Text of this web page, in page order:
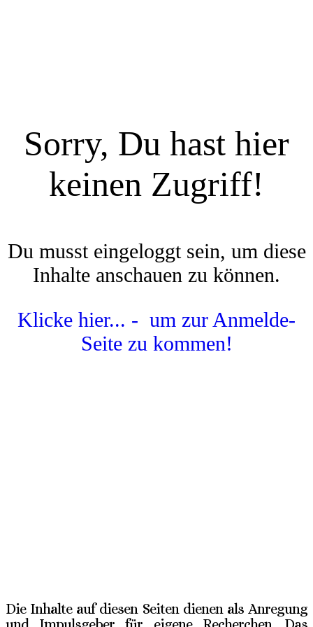
Sorry, Du hast hier
keinen Zugriff!
Du musst eingeloggt sein, um diese
Inhalte anschauen zu können.
Klicke hier... - um zur Anmelde-
Seite zu kommen!
Die Inhalte auf diesen Seiten dienen als Anregung